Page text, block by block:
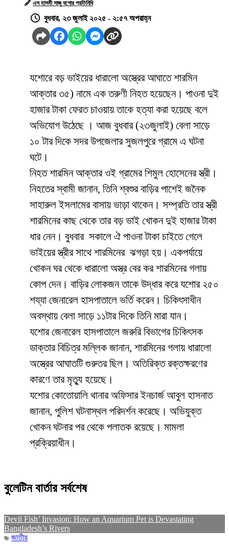
এস হাসমী সাজু যশোর প্রতিনিধি
বুধবার, ২৩ জুলাই ২০২৫ - ২:৫৭ অপরাহ্ন
যশোরে বড় ভাইয়ের ধারালো অস্ত্রের আঘাতে শারমিন
আক্তার ৩৫) নামে এক তরুণী নিহত হয়েছেন। পাওনা দুই
হাজার টাকা ফেরত চাওয়ায় তাকে হত্যা করা হয়েছে বলে
অভিযোগ উঠেছে । আজ বুধবার (২৩জুলাই) বেলা সাড়ে
১০ টার দিকে সদর উপজেলার সুজলপুরে গ্রামে এ ঘটনা
ঘটে।
নিহত শারমিন আক্তার ওই গ্রামের শিমুল হোসেনের স্ত্রী।
নিহতের স্বামী জানান, তিনি শ্বশুর বাড়ির পাশেই জনৈক
সাহারুল ইসলামের বাসায় ভাড়া থাকেন। সম্প্রতি তার স্ত্রী
শারমিনের কাছ থেকে তার বড় ভাই খোকন দুই হাজার টাকা
ধার নেন। বুধবার সকালে ঐ পাওনা টাকা চাইতে গেলে
ভাইয়ের স্ত্রীর সাথে শারমিনের ঝগড়া হয়। একপর্যায়ে
খোকন ঘর থেকে ধারালো অস্ত্র বের কর শারমিনের গলায়
কোপ দেন। বাড়ির লোকজন তাকে উদ্ধার করে যশোর ২৫০
শয্যা জেনারেল হাসপাতালে ভর্তি করেন। চিকিৎসাধীন
অবস্থায় বেলা সাড়ে ১১টার দিকে তিনি মারা যান।
যশোর জেনারেল হাসপাতালে জরুরি বিভাগের চিকিৎসক
ডাক্তার বিচিত্র মল্লিক জানান, শারমিনের গলায় ধারালো
অস্ত্রের আঘাতটি গুরুতর ছিল। অতিরিক্ত রক্তক্ষরণের
কারণে তার মৃত্যু হয়েছে।
যশোর কোতোয়ালি থানার অফিসার ইনচার্জ আবুল হাসনাত
জানান, পুলিশ ঘটনাস্থল পরিদর্শন করেছে। অভিযুক্ত
খোকন‌ ঘটনার পর থেকে পলাতক রয়েছে। মামলা
প্রক্রিয়াধীন।
বুলেটিন বার্তার সর্বশেষ
Devil Fish’ Invasion: How an Aquarium Pet is Devastating
Bangladesh’s Rivers
জাতীয়